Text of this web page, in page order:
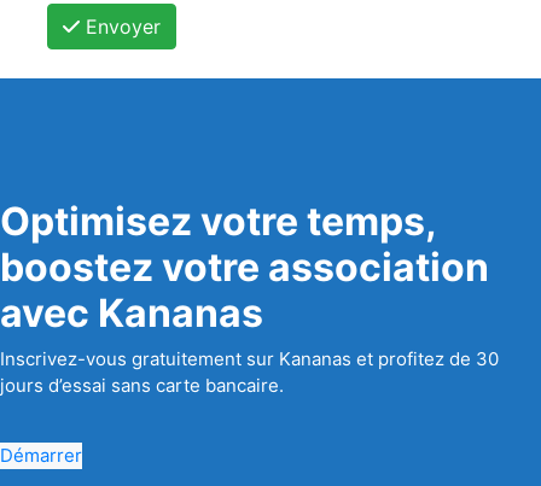
Envoyer
Optimisez votre temps,
boostez votre association
avec Kananas
Inscrivez-vous gratuitement sur Kananas et profitez de 30
jours d’essai sans carte bancaire.
Démarrer